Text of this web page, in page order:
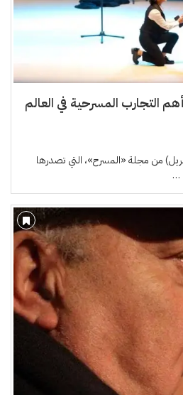
التجارب المسرحية في العالم
من مجلة «المسرح»، التي تصدرها
…